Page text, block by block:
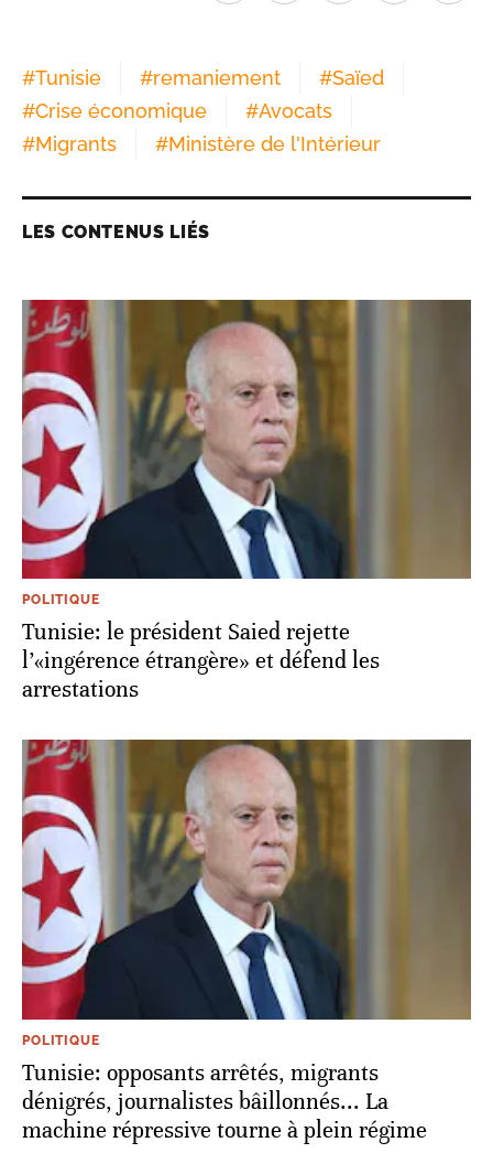
#Tunisie #remaniement #Saïed
#Crise économique #Avocats
#Migrants #Ministère de l'Intérieur
LES CONTENUS LIÉS
POLITIQUE
Tunisie: le président Saied rejette
l’«ingérence étrangère» et défend les
arrestations
POLITIQUE
Tunisie: opposants arrêtés, migrants
dénigrés, journalistes bâillonnés... La
machine répressive tourne à plein régime